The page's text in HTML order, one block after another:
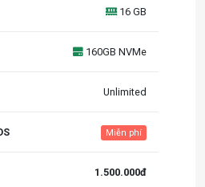
16 GB
160GB NVMe
Unlimited
Miễn phí
1.500.000đ